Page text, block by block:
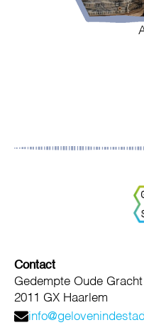
Contact
Gedempte Oude
2011 GX Haarlem